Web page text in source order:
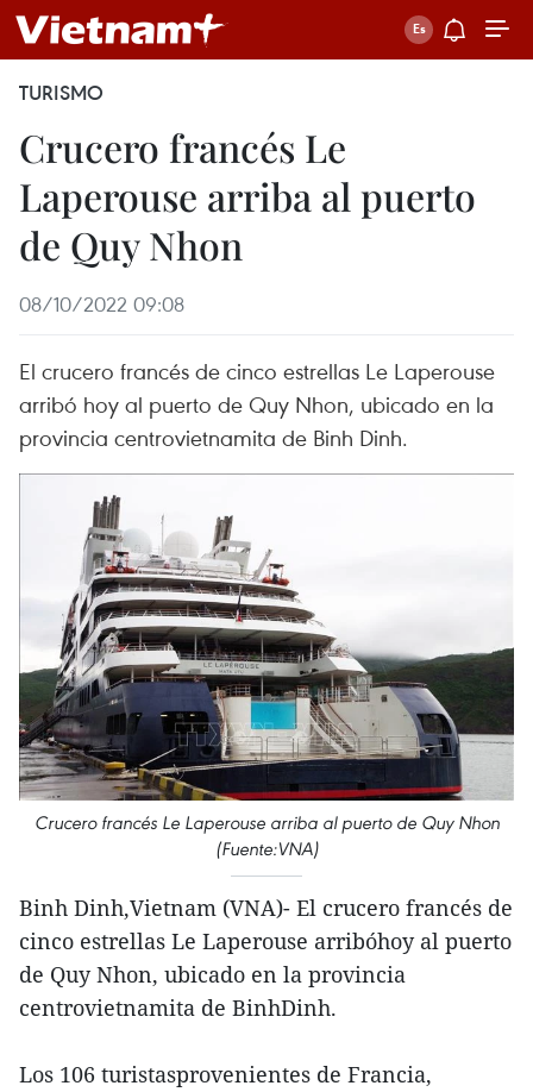
TURISMO
Crucero francés Le
Laperouse arriba al puerto
de Quy Nhon
08/10/2022 09:08
El crucero francés de cinco estrellas Le Laperouse
arribó hoy al puerto de Quy Nhon, ubicado en la
provincia centrovietnamita de Binh Dinh.
Crucero francés Le Laperouse arriba al puerto de Quy Nhon
(Fuente:VNA)
Binh Dinh,Vietnam (VNA)- El crucero francés de
cinco estrellas Le Laperouse arribóhoy al puerto
de Quy Nhon, ubicado en la provincia
centrovietnamita de BinhDinh.
Los 106 turistasprovenientes de Francia,